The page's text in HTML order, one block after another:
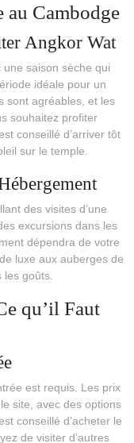
au Cambodge
Angkor Wat
saison sèche qui
idéale pour un
sont agréables, et les
souhaitez profiter
conseillé d’arriver tôt
sur le temple.
des visites d’une
excursions dans les
dépendra de votre
luxe aux auberges de
goûts.
qu’il Faut
est requis. Les prix
site, avec des options
conseillé d’acheter le
de visiter d’autres